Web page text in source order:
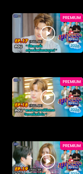
PREMIUM
PREMIUM
PREMIUM